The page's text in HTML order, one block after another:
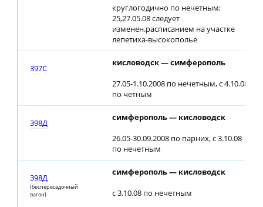
круглогодично по нечетным;
25,27.05.08 следует
изменен.расписанием на участке
лепетиха-высокополье
397С
кисловодск — симферополь
27.05-1.10.2008 по нечетным, с 4.10.08
по четным
398Д
симферополь — кисловодск
26.05-30.09.2008 по парних, с 3.10.08
по нечетным
398Д
(беспересадочный
вагон)
симферополь — кисловодск
с 3.10.08 по нечетным